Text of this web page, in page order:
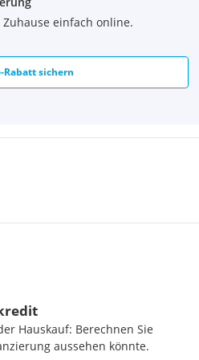
um einen Richtpreis, der sich
nach oben verändern kann!
tätig!
Erfordernis:
(m²a)
1.15
C
einfach online.
Rabatt sichern
Hauskauf: Berechnen Sie
aussehen könnte.